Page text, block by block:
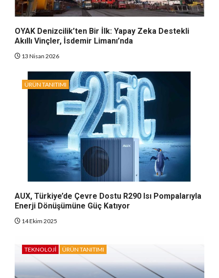
OYAK Denizcilik’ten Bir İlk: Yapay Zeka Destekli
Akıllı Vinçler, İsdemir Limanı’nda
13 Nisan 2026
ÜRÜN TANITIMI
AUX, Türkiye’de Çevre Dostu R290 Isı Pompalarıyla
Enerji Dönüşümüne Güç Katıyor
14 Ekim 2025
TEKNOLOJI ÜRÜN TANITIMI